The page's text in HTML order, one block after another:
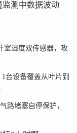
监测中数据波动
室湿度双传感器，攻
1台设备覆盖从叶片到
路堵塞自停保护，